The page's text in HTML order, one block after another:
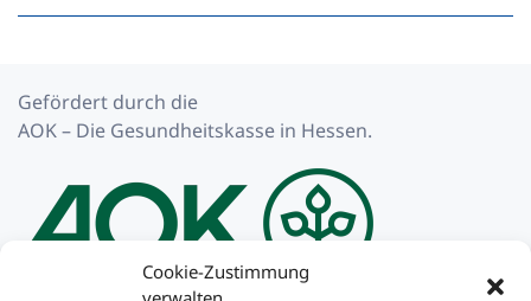
Cookie-Zustimmung
Gefördert durch die
AOK – Die Gesundheitskasse in Hessen.